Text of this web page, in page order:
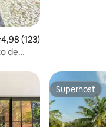
de uma avaliação
4,98 (123)
de
Superhost
Superhost